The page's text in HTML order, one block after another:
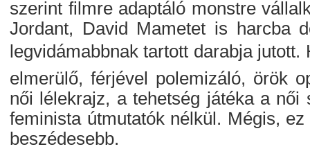
szerint filmre adaptáló monstre
Jordant, David Mametet is harcba
legvidámabbnak tartott darabja
elmerülő, férjével polemizáló, örök
női lélekrajz, a tehetség játéka a női
feminista útmutatók nélkül. Mégis,
beszédesebb.